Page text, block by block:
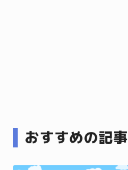
おすすめの記事